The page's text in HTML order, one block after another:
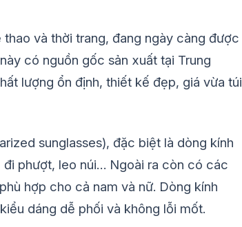
và thời trang, đang ngày càng được
có nguồn gốc sản xuất tại Trung
lượng ổn định, thiết kế đẹp, giá vừa túi
sunglasses), đặc biệt là dòng kính
phượt, leo núi… Ngoài ra còn có các
hợp cho cả nam và nữ. Dòng kính
dáng dễ phối và không lỗi mốt.